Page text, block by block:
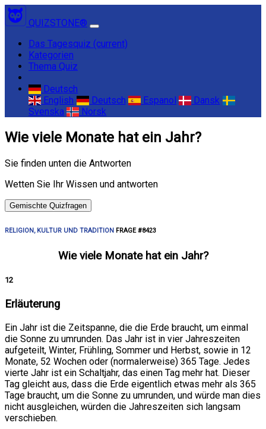
QUIZSTONE®
Das Tagesquiz (current)
Kategorien
Thema Quiz
Deutsch
English
Deutsch Espanol
Dansk
Svenska
Norsk
Wie viele Monate hat ein Jahr?
Sie finden unten die Antworten
Wetten Sie Ihr Wissen und antworten
Gemischte Quizfragen
RELIGION, KULTUR UND TRADITION FRAGE #8423
Wie viele Monate hat ein Jahr?
12
Erläuterung
Ein Jahr ist die Zeitspanne, die die Erde braucht, um einmal
die Sonne zu umrunden. Das Jahr ist in vier Jahreszeiten
aufgeteilt, Winter, Frühling, Sommer und Herbst, sowie in 12
Monate, 52 Wochen oder (normalerweise) 365 Tage. Jedes
vierte Jahr ist ein Schaltjahr, das einen Tag mehr hat. Dieser
Tag gleicht aus, dass die Erde eigentlich etwas mehr als 365
Tage braucht, um die Sonne zu umrunden, und würde man dies
nicht ausgleichen, würden die Jahreszeiten sich langsam
verschieben.